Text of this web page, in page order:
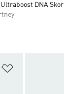
DNA Skor